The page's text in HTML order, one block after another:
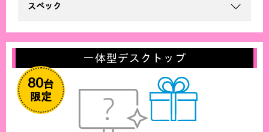
スペック
一体型デスクトップ
80台
限定